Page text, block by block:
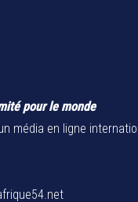
pour le monde
média en ligne